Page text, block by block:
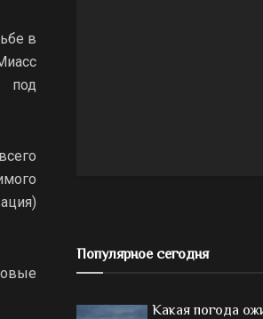
в
под
Популярное сегодня
Какая погода